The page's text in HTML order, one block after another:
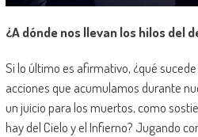
¿A dónde nos llevan los hilos del
Si lo último es afirmativo, ¿qué
acciones que acumulamos durante
un juicio para los muertos, como
hay del Cielo y el Infierno? Jugando